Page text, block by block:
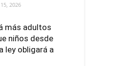
2026
más adultos
niños desde
ley obligará a